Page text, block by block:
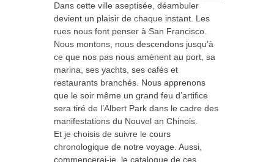
Dans cette ville aseptisée, déambuler
devient un plaisir de chaque instant. Les
rues nous font penser à San Francisco.
Nous montons, nous descendons jusqu’à
ce que nos pas nous amènent au port, sa
marina, ses yachts, ses cafés et
restaurants branchés. Nous apprenons
que le soir même un grand feu d’artifice
sera tiré de l’Albert Park dans le cadre des
manifestations du Nouvel an Chinois.
Et je choisis de suivre le cours
chronologique de notre voyage. Aussi,
commencerai-je, le catalogue de ces